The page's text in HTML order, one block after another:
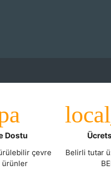
Dostu
çevre
ürünler
Belirli tutar